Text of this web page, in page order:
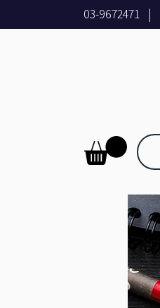
|
03-9672471